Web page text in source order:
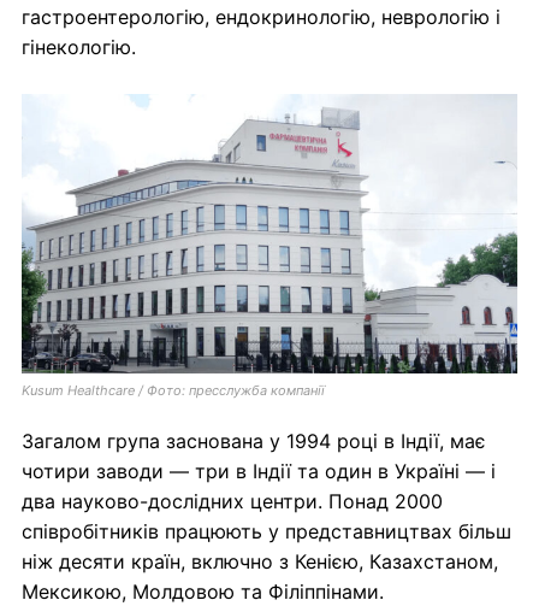
гастроентерологію, ендокринологію, неврологію і
гінекологію.
Kusum Healthcare / Фото: пресслужба компанії
Загалом група заснована у 1994 році в Індії, має
чотири заводи — три в Індії та один в Україні — і
два науково-дослідних центри. Понад 2000
співробітників працюють у представництвах більш
ніж десяти країн, включно з Кенією, Казахстаном,
Мексикою, Молдовою та Філіппінами.